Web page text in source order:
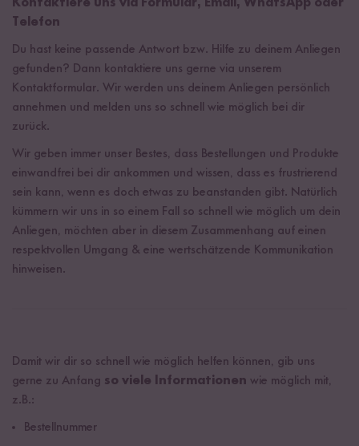
Kontaktiere uns via Formular, Email, WhatsApp oder
Telefon
Du hast keine passende Antwort bzw. Hilfe zu deinem Anliegen
gefunden? Dann kontaktiere uns gerne via unserem
Kontaktformular. Wir werden uns deinem Anliegen persönlich
annehmen und melden uns so schnell wie möglich bei dir
zurück.
Wir geben immer unser Bestes, dass Bestellungen und Produkte
einwandfrei bei dir ankommen und wissen, dass es frustrierend
sein kann, wenn es doch etwas zu beanstanden gibt. Natürlich
kümmern wir uns in so einem Fall so schnell wie möglich um dein
Anliegen, möchten aber in diesem Zusammenhang auf einen
respektvollen Umgang & eine wertschätzende Kommunikation
hinweisen.
Damit wir dir so schnell wie möglich helfen können, gib uns
gerne zu Anfang so viele Informationen wie möglich mit,
z.B.:
Bestellnummer